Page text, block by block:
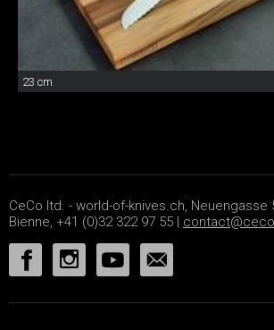
23 cm
CeCo ltd. - world-of-knives.ch, Neuengasse
Bienne, +41 (0)32 322 97 55 |